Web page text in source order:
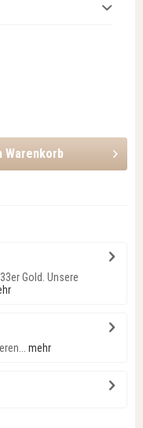
Warenkorb
Gold. Unsere
mehr